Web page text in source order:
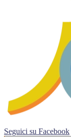
Seguici su Facebook